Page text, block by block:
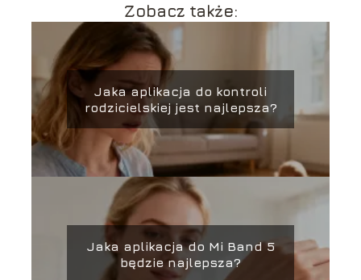
Zobacz także:
Jaka aplikacja do kontroli
rodzicielskiej jest najlepsza?
Jaka aplikacja do Mi Band 5
będzie najlepsza?